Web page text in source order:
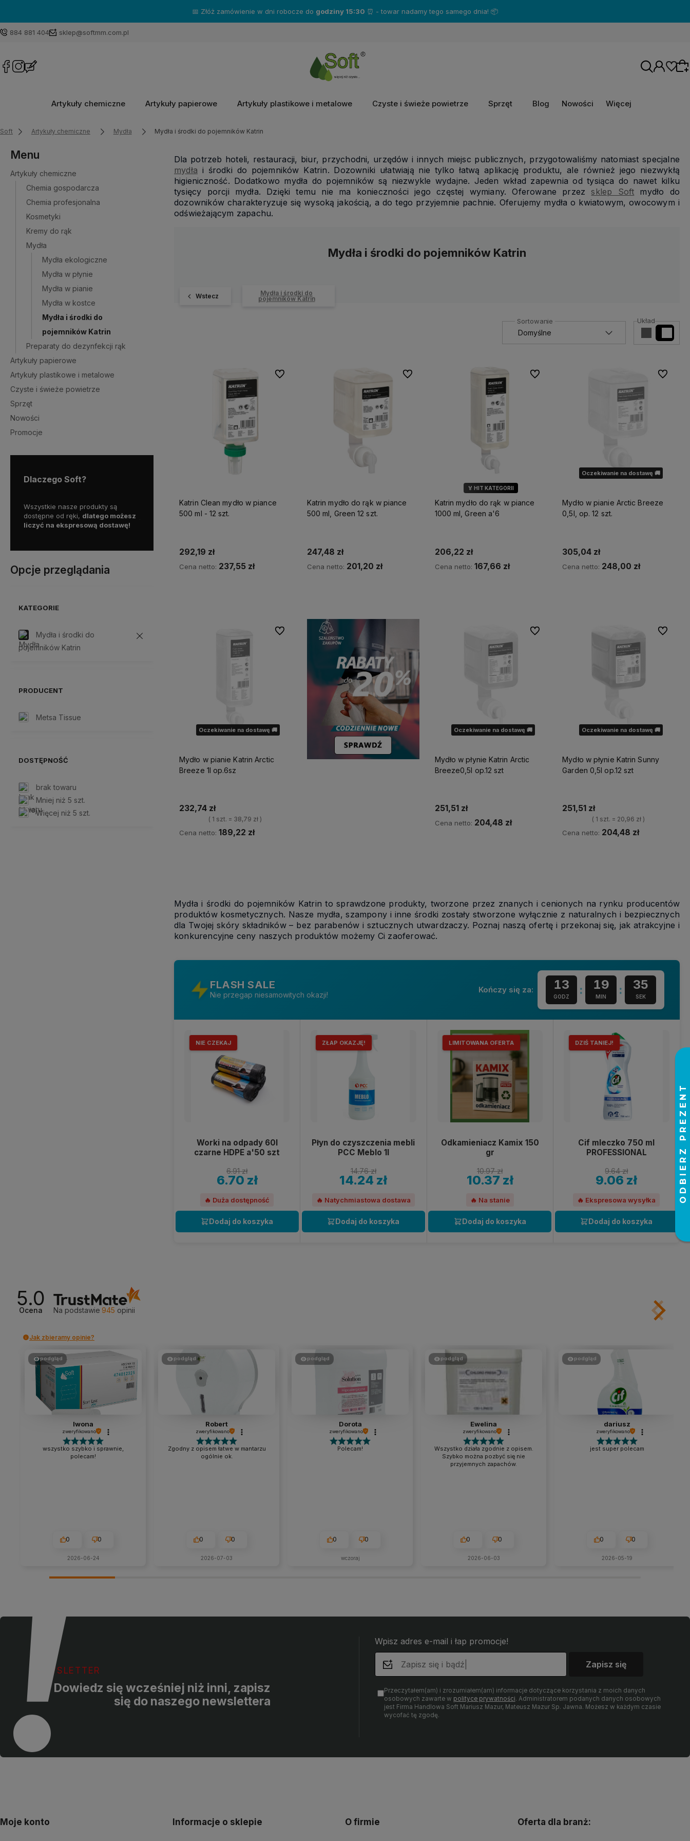
📅 Złóż zamówienie w dni robocze do godziny 15:30 ⏰ - towar nadamy tego samego dnia! 📦
884 881 404 sklep@softmm.com.pl
oferty lub zaloguj się, aby przywrócić dodane
produkty do listy z poprzedniej sesji.
Artykuły chemiczne Artykuły papierowe Artykuły plastikowe i metalowe Czyste i świeże powietrze Sprzęt Blog Nowości Więcej
Soft Artykuły chemiczne Mydła Mydła i środki do pojemników Katrin
Menu
Artykuły chemiczne
Chemia gospodarcza
Chemia profesjonalna
Kosmetyki
Kremy do rąk
Mydła
Mydła ekologiczne
Mydła w płynie
Mydła w pianie
Mydła w kostce
Mydła i środki do
pojemników Katrin
Preparaty do dezynfekcji rąk
Artykuły papierowe
Artykuły plastikowe i metalowe
Czyste i świeże powietrze
Sprzęt
Nowości
Promocje
Dlaczego Soft?
Skorzystaj z darmowej dostawy
już od200 zł!
Działamy od 1999 roku, mamy więc
25 lat doświadczenia na
Wszystkie nasze produkty są
dostępne od ręki,dlatego możesz
Opcje przeglądania
KATEGORIE
Mydła i środki do
pojemników Katrin
PRODUCENT
Metsa Tissue
DOSTĘPNOŚĆ
brak towaru
Mniej niż 5 szt.
Więcej niż 5 szt.
Dla potrzeb hoteli, restauracji, biur, przychodni, urzędów i innych miejsc publicznych, przygotowaliśmy natomiast specjalne
mydła i środki do pojemników Katrin. Dozowniki ułatwiają nie tylko łatwą aplikację produktu, ale również jego niezwykłą
higieniczność. Dodatkowo mydła do pojemników są niezwykle wydajne. Jeden wkład zapewnia od tysiąca do nawet kilku
tysięcy porcji mydła. Dzięki temu nie ma konieczności jego częstej wymiany. Oferowane przez sklep Soft mydło do
dozowników charakteryzuje się wysoką jakością, a do tego przyjemnie pachnie. Oferujemy mydła o kwiatowym, owocowym i
odświeżającym zapachu.
Mydła i środki do pojemników Katrin
Wstecz Mydła i środki do
pojemników Katrin
Układ
Katrin Clean mydło w piance
500 ml - 12 szt.
292,19 zł
Cena netto: 237,55 zł
Do ulubionych
Katrin mydło do rąk w piance
500 ml, Green 12 szt.
247,48 zł
Cena netto: 201,20 zł
Do ulubionych
🏅 HIT KATEGORII
Katrin mydło do rąk w piance
1000 ml, Green a'6
206,22 zł
Cena netto: 167,66 zł
Do ulubionych
Oczekiwanie na dostawę 🚚
Mydło w pianie Arctic Breeze
0,5l, op. 12 szt.
305,04 zł
Cena netto: 248,00 zł
Do
Oczekiwanie na dostawę 🚚
Mydło w pianie Katrin Arctic
Breeze 1l op.6sz
232,74 zł
( 1 szt. = 38,79 zł )
Cena netto: 189,22 zł
Do ulubionych
Oczekiwanie na dostawę 🚚
Mydło w płynie Katrin Arctic
Breeze0,5l op.12 szt
251,51 zł
Cena netto: 204,48 zł
Do ulubionych
Oczekiwanie na dostawę 🚚
Mydło w płynie Katrin Sunny
Garden 0,5l op.12 szt
251,51 zł
( 1 szt. = 20,96 zł )
Cena netto: 204,48 zł
Do
Mydła i środki do pojemników Katrin to sprawdzone produkty, tworzone przez znanych i cenionych na rynku producentów
produktów kosmetycznych. Nasze mydła, szampony i inne środki zostały stworzone wyłącznie z naturalnych i bezpiecznych
dla Twojej skóry składników – bez parabenów i sztucznych utwardzaczy. Poznaj naszą ofertę i przekonaj się, jak atrakcyjne i
konkurencyjne ceny naszych produktów możemy Ci zaoferować.
FLASH SALE
Nie przegap niesamowitych okazji!
Kończy się za: 13
GODZ : 19
MIN : 34
SEK
NIE CZEKAJ
Worki na odpady 60l
czarne HDPE a'50 szt
6.91 zł
6.70 zł
🔥 Duża dostępność
Dodaj do koszyka
ZŁAP OKAZJĘ!
Płyn do czyszczenia mebli
PCC Meblo 1l
14.76 zł
14.24 zł
🔥 Natychmiastowa dostawa
Dodaj do koszyka
LIMITOWANA OFERTA
Odkamieniacz Kamix 150
gr
10.97 zł
10.37 zł
🔥 Na stanie
Dodaj do koszyka
DZIŚ TANIEJ!
Cif mleczko 750 ml
PROFESSIONAL
9.64 zł
9.06 zł
🔥 Ekspresowa wysyłka
Dodaj do koszyka
5.0
Ocena Na podstawie 945 opinii
Jak zbieramy opinie?
podgląd
Iwona
zweryfikowano
wszystko szybko i sprawnie,
polecam!
0 0
2026-06-24
podgląd
Robert
zweryfikowano
Zgodny z opisem łatwe w mantarzu
ogólnie ok.
0 0
2026-07-03
podgląd
Dorota
zweryfikowano
Polecam!
0 0
wczoraj
podgląd
Ewelina
zweryfikowano
Wszystko działa zgodnie z opisem.
Szybko można pozbyć się nie
przyjemnych zapachów.
0 0
2026-06-03
podgląd
dariusz
zweryfikowano
jest super polecam
0 0
2026-05-19
NEWSLETTER
Dowiedz się wcześniej niż inni, zapisz
się do naszego newslettera
Wpisz adres e-mail i łap promocje!
Zapisz się
Przeczytałem(am) i zrozumiałem(am) informacje dotyczące korzystania z moich danych
osobowych zawarte w polityce prywatności. Administratorem podanych danych osobowych
jest Firma Handlowa Soft Mariusz Mazur, Mateusz Mazur Sp. Jawna. Możesz w każdym czasie
wycofać tę zgodę.
Moje konto Informacje o sklepie O firmie Oferta dla branż: